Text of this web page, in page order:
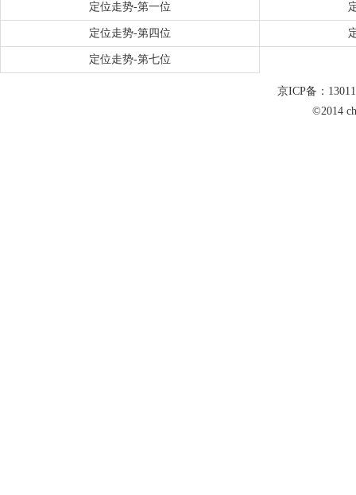
定位走势-第一位
定位走势-第四位
定位走势-第七位
京ICP备：
©2014